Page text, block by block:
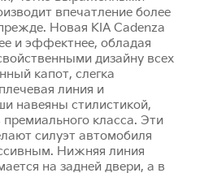
впечатление более
Новая KIA Cadenza
и эффектнее, обладая
дизайну всех
капот, слегка
линия и
навеяны стилистикой,
класса. Эти
силуэт автомобиля
Нижняя линия
на задней двери, а в